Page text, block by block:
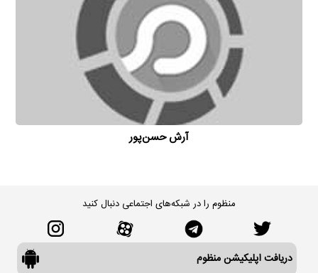
آرش حسن‌پور
منظوم را در شبکه‌های اجتماعی دنبال کنید
دریافت اپلیکیشن منظوم